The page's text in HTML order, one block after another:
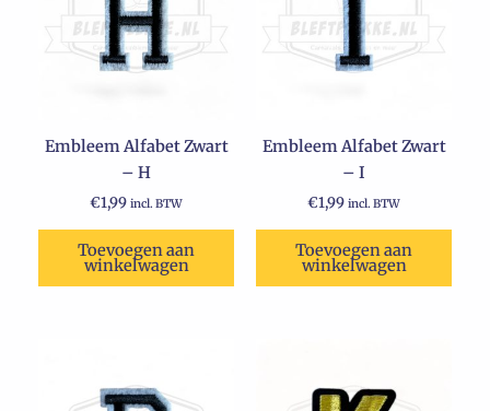
Embleem Alfabet Zwart
– H
€1,99 incl. BTW
Toevoegen aan
winkelwagen
Embleem Alfabet Zwart
– I
€1,99 incl. BTW
Toevoegen aan
winkelwagen